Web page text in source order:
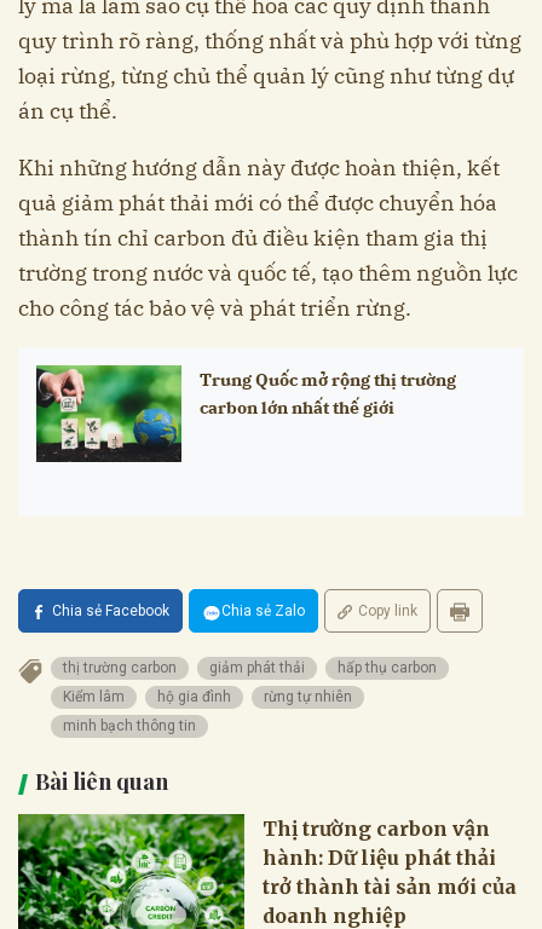
quy trình rõ ràng, thống nhất và phù hợp với từng
loại rừng, từng chủ thể quản lý cũng như từng dự
án cụ thể.
Khi những hướng dẫn này được hoàn thiện, kết
quả giảm phát thải mới có thể được chuyển hóa
thành tín chỉ carbon đủ điều kiện tham gia thị
trường trong nước và quốc tế, tạo thêm nguồn lực
cho công tác bảo vệ và phát triển rừng.
Trung Quốc mở rộng thị trường
carbon lớn nhất thế giới
Chia sẻ Facebook Chia sẻ Zalo Copy link
thị trường carbon giảm phát thải
hấp thụ carbon
Kiểm lâm
hộ gia đình
rừng tự nhiên
minh bạch thông tin
Bài liên quan
Thị trường carbon vận
hành: Dữ liệu phát thải
trở thành tài sản mới của
doanh nghiệp